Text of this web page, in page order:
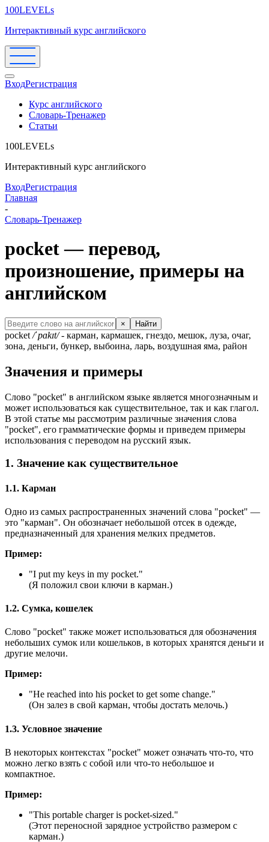
100LEVELs
Интерактивный курс английского
ВходРегистрация
Курс английского
Словарь-Тренажер
Статьи
100LEVELs
Интерактивный курс английского
ВходРегистрация
Главная
-
Словарь-Тренажер
pocket — перевод,
произношение, примеры на
английском
× Найти
pocket /ˈpɑkɪt/- карман, кармашек, гнездо, мешок, луза, очаг,
зона, деньги, бункер, выбоина, ларь, воздушная яма, район
Значения и примеры
Слово "pocket" в английском языке является многозначным и
может использоваться как существительное, так и как глагол.
В этой статье мы рассмотрим различные значения слова
"pocket", его грамматические формы и приведем примеры
использования с переводом на русский язык.
1. Значение как существительное
1.1. Карман
Одно из самых распространенных значений слова "pocket" —
это "карман". Он обозначает небольшой отсек в одежде,
предназначенный для хранения мелких предметов.
Пример:
"I put my keys in my pocket."
(Я положил свои ключи в карман.)
1.2. Сумка, кошелек
Слово "pocket" также может использоваться для обозначения
небольших сумок или кошельков, в которых хранятся деньги и
другие мелочи.
Пример:
"He reached into his pocket to get some change."
(Он залез в свой карман, чтобы достать мелочь.)
1.3. Условное значение
В некоторых контекстах "pocket" может означать что-то, что
можно легко взять с собой или что-то небольшое и
компактное.
Пример:
"This portable charger is pocket-sized."
(Этот переносной зарядное устройство размером с
карман.)